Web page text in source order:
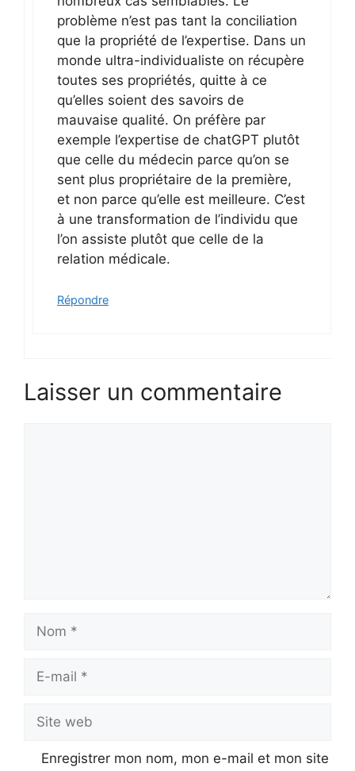
problème n’est pas tant la conciliation
que la propriété de l’expertise. Dans un
monde ultra-individualiste on récupère
toutes ses propriétés, quitte à ce
qu’elles soient des savoirs de
mauvaise qualité. On préfère par
exemple l’expertise de chatGPT plutôt
que celle du médecin parce qu’on se
sent plus propriétaire de la première,
et non parce qu’elle est meilleure. C’est
à une transformation de l’individu que
l’on assiste plutôt que celle de la
relation médicale.
Répondre
Laisser un commentaire
Nom
Site
web
Enregistrer mon nom, mon e-mail et mon site